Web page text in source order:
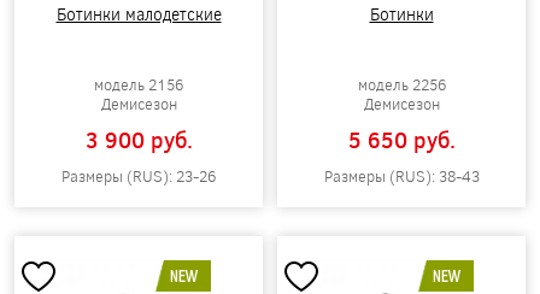
Ботинки малодетские
модель 2156
Демисезон
3 900 pуб.
Размеры (RUS): 23-26
Ботинки
модель 2256
Демисезон
5 650 pуб.
Размеры (RUS): 38-43
NEW NEW